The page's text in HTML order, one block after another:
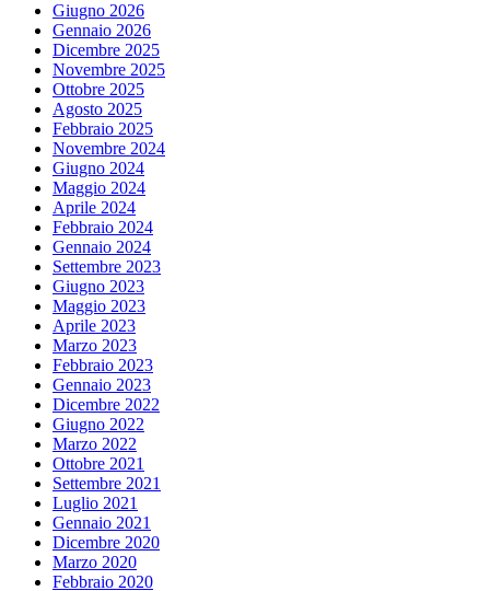
Giugno 2026
Gennaio 2026
Dicembre 2025
Novembre 2025
Ottobre 2025
Agosto 2025
Febbraio 2025
Novembre 2024
Giugno 2024
Maggio 2024
Aprile 2024
Febbraio 2024
Gennaio 2024
Settembre 2023
Giugno 2023
Maggio 2023
Aprile 2023
Marzo 2023
Febbraio 2023
Gennaio 2023
Dicembre 2022
Giugno 2022
Marzo 2022
Ottobre 2021
Settembre 2021
Luglio 2021
Gennaio 2021
Dicembre 2020
Marzo 2020
Febbraio 2020